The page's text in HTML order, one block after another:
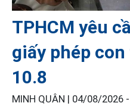
TPHCM yêu
giấy phép
10.8
MINH QUÂN | 04/08/2026